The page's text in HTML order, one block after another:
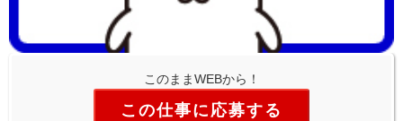
このままWEBから！
この仕事に応募する